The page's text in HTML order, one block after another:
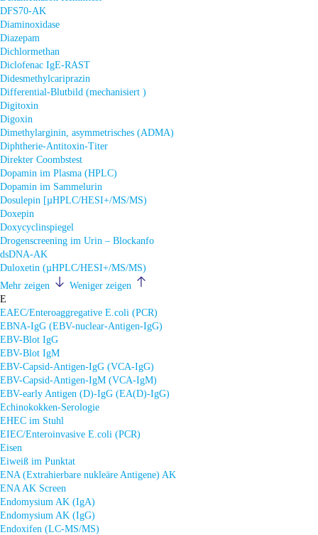
DFS70-AK
Diaminoxidase
Diazepam
Dichlormethan
Diclofenac IgE-RAST
Didesmethylcariprazin
Differential-Blutbild (mechanisiert )
Digitoxin
Digoxin
Dimethylarginin, asymmetrisches (ADMA)
Diphtherie-Antitoxin-Titer
Direkter Coombstest
Dopamin im Plasma (HPLC)
Dopamin im Sammelurin
Dosulepin [µHPLC/HESI+/MS/MS)
Doxepin
Doxycyclinspiegel
Drogenscreening im Urin – Blockanfo
dsDNA-AK
Duloxetin (µHPLC/HESI+/MS/MS)
Mehr zeigen
Weniger zeigen
E
EAEC/Enteroaggregative E.coli (PCR)
EBNA-IgG (EBV-nuclear-Antigen-IgG)
EBV-Blot IgG
EBV-Blot IgM
EBV-Capsid-Antigen-IgG (VCA-IgG)
EBV-Capsid-Antigen-IgM (VCA-IgM)
EBV-early Antigen (D)-IgG (EA(D)-IgG)
Echinokokken-Serologie
EHEC im Stuhl
EIEC/Enteroinvasive E.coli (PCR)
Eisen
Eiweiß im Punktat
ENA (Extrahierbare nukleäre Antigene) AK
ENA AK Screen
Endomysium AK (IgA)
Endomysium AK (IgG)
Endoxifen (LC-MS/MS)